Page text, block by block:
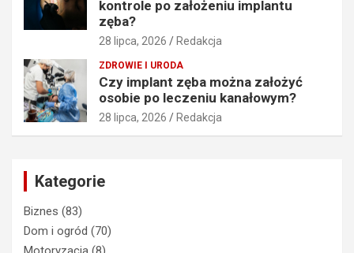
kontrole po założeniu implantu
zęba?
28 lipca, 2026 Redakcja
ZDROWIE I URODA
Czy implant zęba można założyć
osobie po leczeniu kanałowym?
28 lipca, 2026 Redakcja
Kategorie
Biznes (83)
Dom i ogród (70)